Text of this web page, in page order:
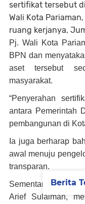
sertifikat tersebut
Wali Kota
ruang kerjanya,
Pj. Wali Kota
BPN dan
aset tersebut
masyarakat.
“Penyerahan
antara Pemerintah
pembangunan di
Ia juga berharap
awal menuju
transparan.
Sementara itu,
Arief Sulaiman,
Berita